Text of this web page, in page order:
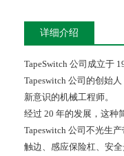
详细介绍
TapeSwitch 公司成立于
Tapeswitch 公司的创始
新意识的机械工程师。
经过 20 年的发展，这种
Tapeswitch 公司不光生
触边、感应保险杠、安